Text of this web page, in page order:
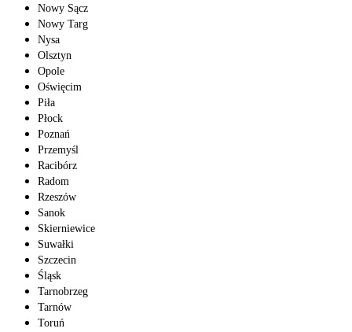
Nowy Sącz
Nowy Targ
Nysa
Olsztyn
Opole
Oświęcim
Piła
Płock
Poznań
Przemyśl
Racibórz
Radom
Rzeszów
Sanok
Skierniewice
Suwałki
Szczecin
Śląsk
Tarnobrzeg
Tarnów
Toruń